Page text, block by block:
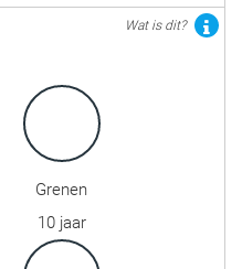
Wat is dit?
Grenen
10 jaar